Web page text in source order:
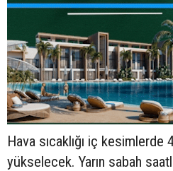
Hava sıcaklığı iç
yükselecek. Yarın sabah